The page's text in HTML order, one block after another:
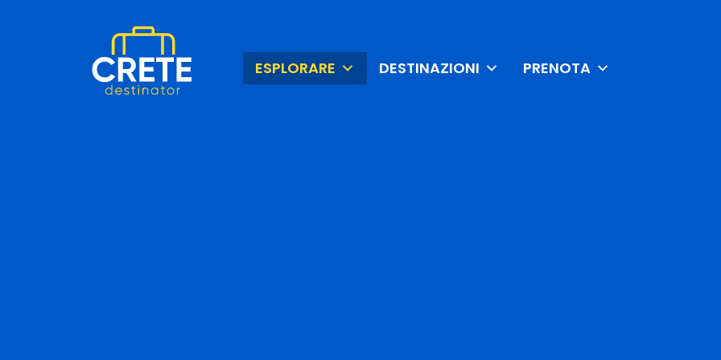
ESPLORARE DESTINAZIONI PRENOTA